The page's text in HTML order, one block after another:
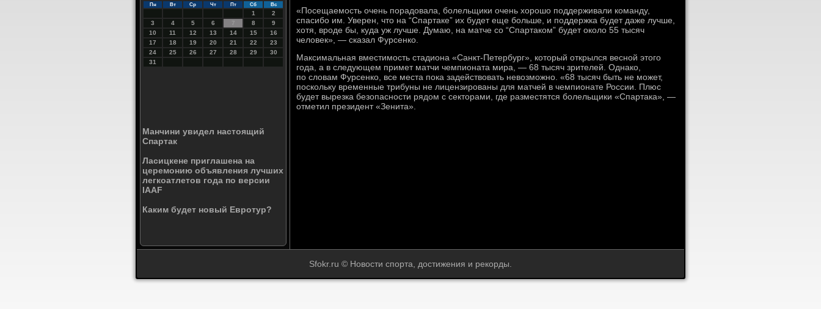
Пн Вт Ср Чт Пт Сб Вс
1
2
3
4 5 6 7 8
9
10
11 12 13 14 15
16
17
18 19 20 21 22
23
24
25 26 27 28 29
30
31
Манчини увидел настоящий
Спартак
Ласицкене приглашена на
церемонию объявления лучших
легкоатлетов года по версии
IAAF
Каким будет новый Евротур?
«Посещаемость очень порадовала, болельщики очень хорошо поддерживали команду,
спасибо им. Уверен, что на “Спартаке” их будет еще больше, и поддержка будет даже лучше,
хотя, вроде бы, куда уж лучше. Думаю, на матче со “Спартаком” будет около 55 тысяч
человек», — сказал Фурсенко.
Максимальная вместимость стадиона «Санкт-Петербург», который открылся весной этого
года, а в следующем примет матчи чемпионата мира, — 68 тысяч зрителей. Однако,
по словам Фурсенко, все места пока задействовать невозможно. «68 тысяч быть не может,
поскольку временные трибуны не лицензированы для матчей в чемпионате России. Плюс
будет вырезка безопасности рядом с секторами, где разместятся болельщики «Спартака», —
отметил президент «Зенита».
Sfokr.ru © Новости спорта, достижения и рекорды.